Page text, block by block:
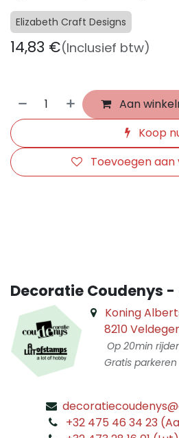
Elizabeth Craft Designs
14,83 €(Inclusief btw)
Aan
Koop
Toevoegen aan
Decoratie Coudenys
Koning
8210
Op 20min
Gratis parkeren
+32 475 46 34 23